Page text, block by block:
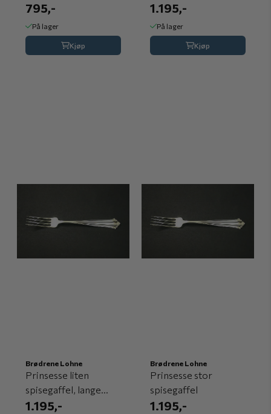
795,-
På lager
Kjøp
1.195,-
På lager
Kjøp
Brødrene Lohne
Prinsesse liten
spisegaffel, lange
tinder
1.195,-
Brødrene Lohne
Prinsesse stor
spisegaffel
1.195,-